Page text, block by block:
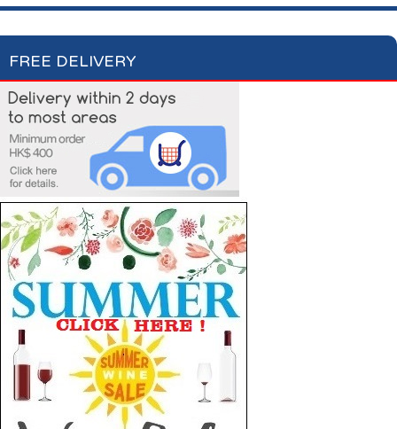
FREE DELIVERY